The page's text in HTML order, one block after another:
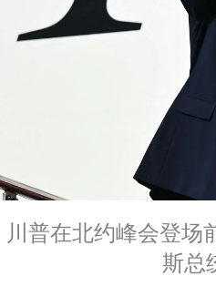
川普在北约峰会登场
斯总